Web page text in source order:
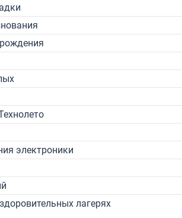
электроники
лагерях